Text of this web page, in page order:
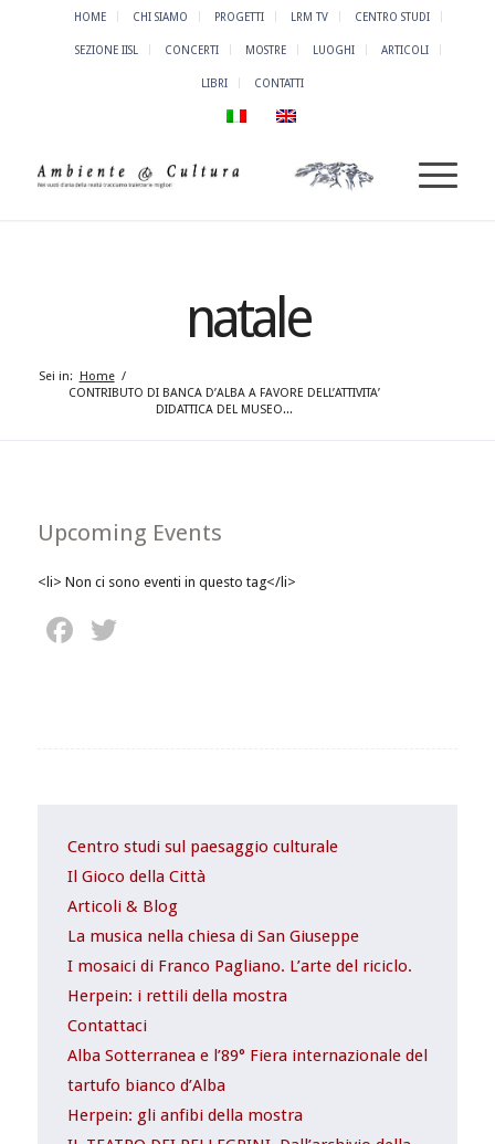
HOME CHI SIAMO PROGETTI LRM TV CENTRO STUDI
SEZIONE IISL CONCERTI MOSTRE LUOGHI ARTICOLI
LIBRI CONTATTI
natale
Sei in: Home /
CONTRIBUTO DI BANCA D’ALBA A FAVORE DELL’ATTIVITA’
DIDATTICA DEL MUSEO...
Upcoming Events
<li> Non ci sono eventi in questo tag</li>
Facebook
Centro studi sul paesaggio culturale
Il Gioco della Città
Articoli & Blog
La musica nella chiesa di San Giuseppe
I mosaici di Franco Pagliano. L’arte del riciclo.
Herpein: i rettili della mostra
Contattaci
Alba Sotterranea e l’89° Fiera internazionale del
tartufo bianco d’Alba
Herpein: gli anfibi della mostra